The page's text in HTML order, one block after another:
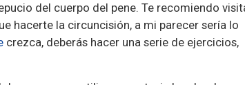
del cuerpo del pene. Te recomiendo
hacerte la circuncisión, a mi parecer sería lo
crezca, deberás hacer una serie de ejercicios,